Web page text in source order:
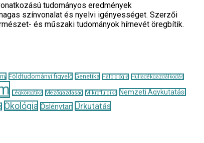
tudományos eredmények
színvonalat és nyelvi igényességet. Szerzői
és műszaki tudományok hírnevét öregbítik.
Földtudományi figyelő Genetika Halbiológia Hulladékgazdálkodás
Légköroptika Mezőgazdaság Mikrofluidika
Nemzeti Agykutatási
Ökológia Őslénytan Űrkutatás